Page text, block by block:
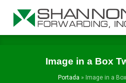
Image in a Box
Portada » Image in a